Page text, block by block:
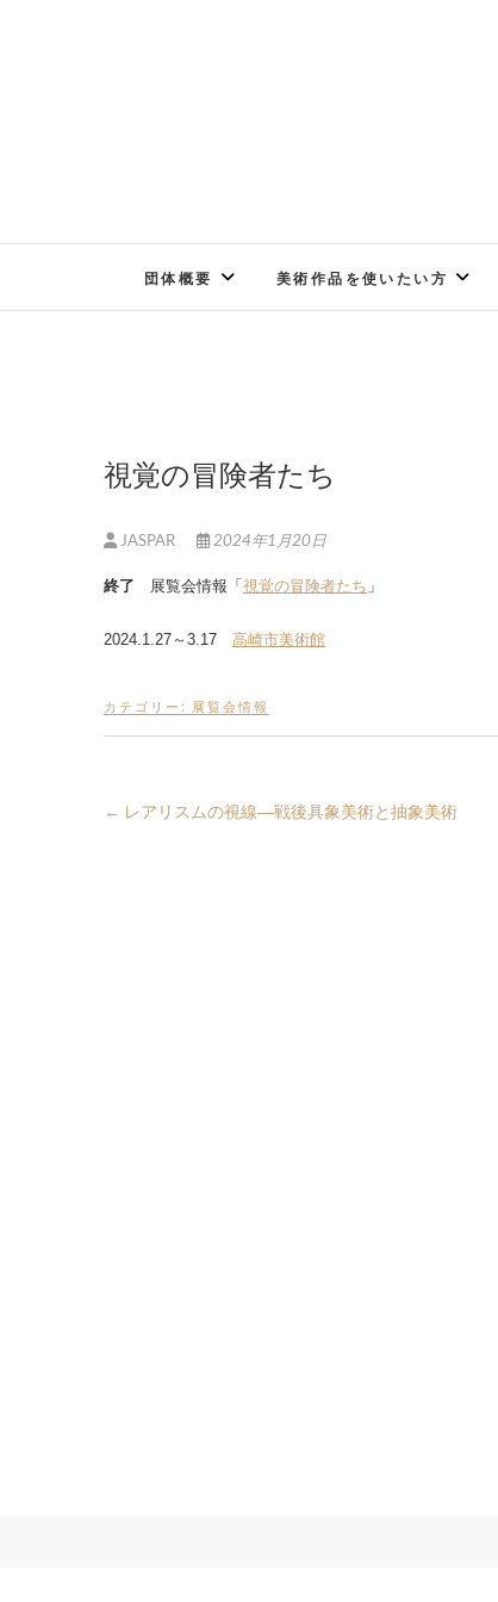
団体概要 美術作品を使いたい方
視覚の冒険者たち
JASPAR 2024年1月20日
終了 展覧会情報「視覚の冒険者たち 」
2024.1.27～3.17 高崎市美術館
カテゴリー: 展覧会情報
← レアリスムの視線―戦後具象美術と抽象美術